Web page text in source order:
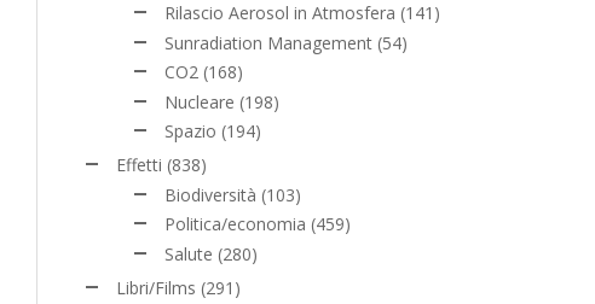
Rilascio Aerosol in Atmosfera (141)
Sunradiation Management (54)
CO2 (168)
Nucleare (198)
Spazio (194)
Effetti (838)
Biodiversità (103)
Politica/economia (459)
Salute (280)
Libri/Films (291)